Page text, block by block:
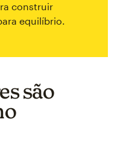
construir
equilíbrio.
são